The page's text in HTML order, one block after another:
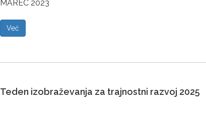
MAREC 2023
Več
Teden izobraževanja za trajnostni razvoj 2025